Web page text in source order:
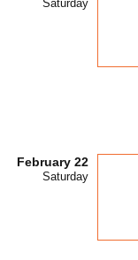
Saturday
February 22
Saturday